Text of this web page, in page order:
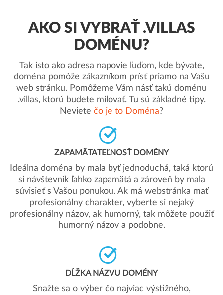
AKO SI VYBRAŤ .VILLAS
DOMÉNU?
Tak isto ako adresa napovie ľuďom, kde bývate,
doména pomôže zákazníkom prísť priamo na Vašu
web stránku. Pomôžeme Vám násť takú doménu
.villas, ktorú budete milovať. Tu sú základné tipy.
Neviete čo je to Doména?
ZAPAMÄTATEĽNOSŤ DOMÉNY
Ideálna doména by mala byť jednoduchá, taká ktorú
si návštevník ľahko zapamätá a zároveň by mala
súvisieť s Vašou ponukou. Ak má webstránka mať
profesionálny charakter, vyberte si nejaký
profesionálny názov, ak humorný, tak môžete použiť
humorný názov a podobne.
DĹŽKA NÁZVU DOMÉNY
Snažte sa o výber čo najviac výstižného,